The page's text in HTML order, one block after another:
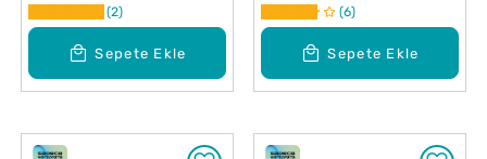
Sepete Ekle
Stick Bronzer - 003
Deep Coffee
2
Sepete Ekle
6